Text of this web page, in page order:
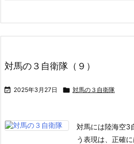
対馬の３自衛隊（９）
 2025年3月27日  対馬の３自衛隊
対馬には陸海空3
う表現は、正確